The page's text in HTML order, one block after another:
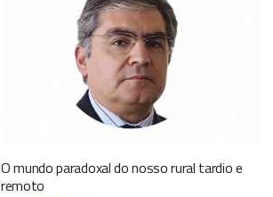
O mundo paradoxal do nosso rural tardio e
remoto